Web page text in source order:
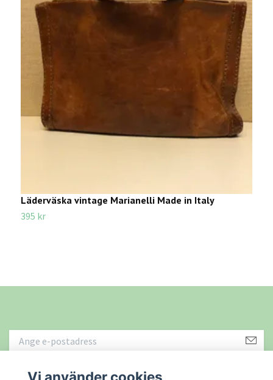
Läderväska vintage Marianelli Made in Italy
395 kr